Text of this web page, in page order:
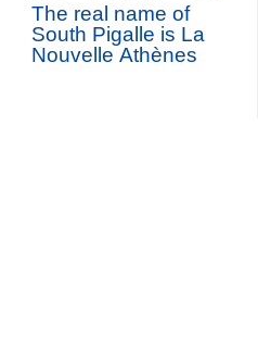
The real name of
South Pigalle is La
Nouvelle Athènes